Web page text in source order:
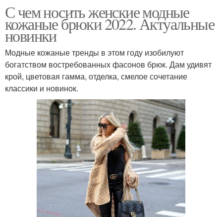
С чем носить женские модные
кожаные брюки 2022. Актуальные
новинки
Модные кожаные тренды в этом году изобилуют
богатством востребованных фасонов брюк. Дам удивят
крой, цветовая гамма, отделка, смелое сочетание
классики и новинок.